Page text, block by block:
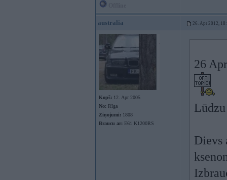
australia 26. Apr 2012,
Kopš: 12. Apr 2005
No: Rīga
Ziņojumi: 1808
Braucu ar: E61 K1200RS
26
Dievs